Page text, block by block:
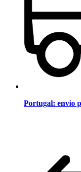
Portugal: envio